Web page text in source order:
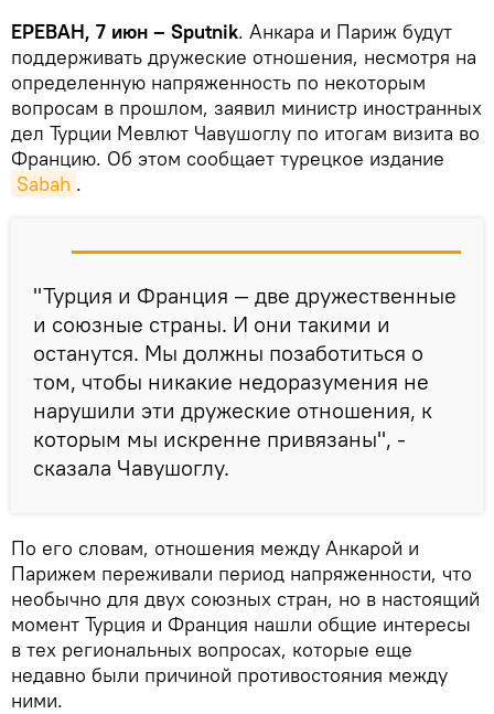
ЕРЕВАН, 7 июн – Sputnik. Анкара и Париж будут
поддерживать дружеские отношения, несмотря на
определенную напряженность по некоторым
вопросам в прошлом, заявил министр иностранных
дел Турции Мевлют Чавушоглу по итогам визита во
Францию. Об этом сообщает турецкое издание
Sabah .
"Турция и Франция — две дружественные
и союзные страны. И они такими и
останутся. Мы должны позаботиться о
том, чтобы никакие недоразумения не
нарушили эти дружеские отношения, к
которым мы искренне привязаны", -
сказала Чавушоглу.
По его словам, отношения между Анкарой и
Парижем переживали период напряженности, что
необычно для двух союзных стран, но в настоящий
момент Турция и Франция нашли общие интересы
в тех региональных вопросах, которые еще
недавно были причиной противостояния между
ними.